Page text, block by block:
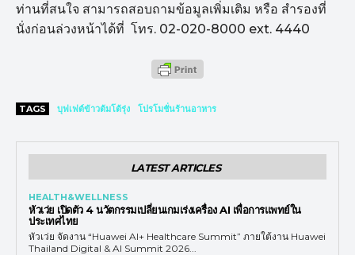
ท่านที่สนใจ สามารถสอบถามข้อมูลเพิ่มเติม หรือ สำรองที่
นั่งก่อนล่วงหน้าได้ที่ โทร. 02-020-8000 ext. 4440
TAGS บุฟเฟต์ข้าวต้มโต้รุ่ง โปรโมชั่นร้านอาหาร
LATEST ARTICLES
HEALTH&WELLNESS
หัวเว่ย เปิดตัว 4 นวัตกรรมเปลี่ยนเกมเร่งเครื่อง AI เพื่อการแพทย์ใน
ประเทศไทย
หัวเว่ย จัดงาน “Huawei AI+ Healthcare Summit” ภายใต้งาน Huawei
Thailand Digital & AI Summit 2026...